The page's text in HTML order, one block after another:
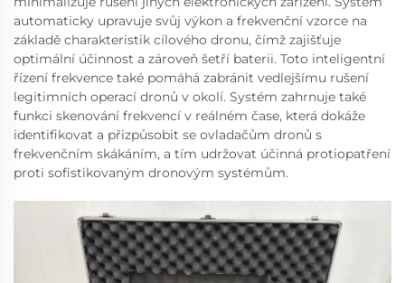
automaticky upravuje svůj výkon a frekvenční vzorce na
základě charakteristik cílového dronu, čímž zajišťuje
optimální účinnost a zároveň šetří baterii. Toto inteligentní
řízení frekvence také pomáhá zabránit vedlejšímu rušení
legitimních operací dronů v okolí. Systém zahrnuje také
funkci skenování frekvencí v reálném čase, která dokáže
identifikovat a přizpůsobit se ovladačům dronů s
frekvenčním skákáním, a tím udržovat účinná protiopatření
proti sofistikovaným dronovým systémům.